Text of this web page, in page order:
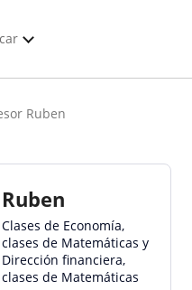
Ruben
Ruben
Clases de Economía,
clases de Matemáticas y
Dirección financiera,
clases de Matemáticas